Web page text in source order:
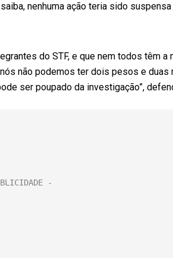
nenhuma ação teria sido
do STF, e que nem todos têm a
não podemos ter dois pesos e duas
ser poupado da investigação”,